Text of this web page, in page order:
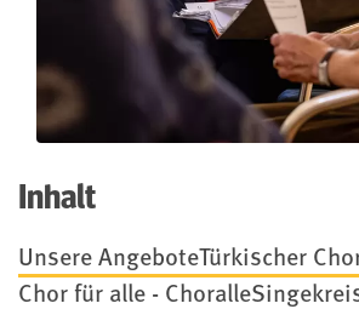
Inhalt
Unsere Angebote Türkischer
Chor für alle - Choralle